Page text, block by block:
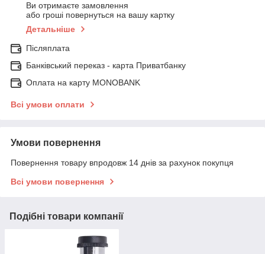
Ви отримаєте замовлення
або гроші повернуться на вашу картку
Детальніше
Післяплата
Банківський переказ - карта Приватбанку
Оплата на карту MONOBANK
Всі умови оплати
Умови повернення
Повернення товару впродовж 14 днів за рахунок покупця
Всі умови повернення
Подібні товари компанії